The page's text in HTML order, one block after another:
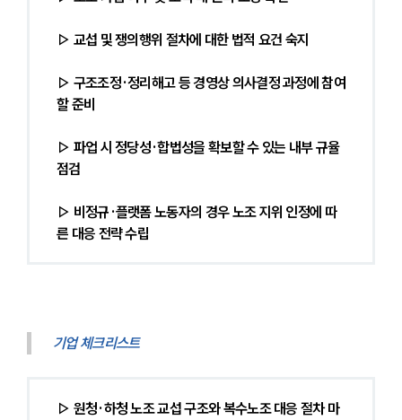
▷ 교섭 및 쟁의행위 절차에 대한 법적 요건 숙지
▷ 구조조정·정리해고 등 경영상 의사결정 과정에 참여
할 준비
▷ 파업 시 정당성·합법성을 확보할 수 있는 내부 규율
점검
▷ 비정규·플랫폼 노동자의 경우 노조 지위 인정에 따
른 대응 전략 수립
기업 체크리스트
▷ 원청·하청 노조 교섭 구조와 복수노조 대응 절차 마